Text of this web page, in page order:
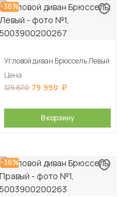
-36%
Угловой диван Брюссель Левый
Цена
125 870 79 990
В корзину
-36%